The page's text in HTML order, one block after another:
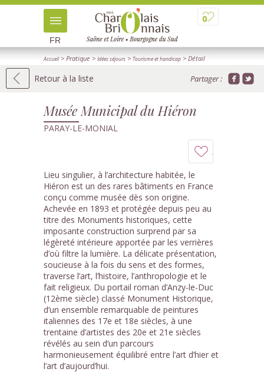
0
FR
Accueil> Pratique > Idées séjours > Tourisme et handicap > Détail
Retour à la liste Partager :
Musée Municipal du Hiéron
PARAY-LE-MONIAL
Lieu singulier, à l’architecture habitée, le
Hiéron est un des rares bâtiments en France
conçu comme musée dès son origine.
Achevée en 1893 et protégée depuis peu au
titre des Monuments historiques, cette
imposante construction surprend par sa
légèreté intérieure apportée par les verrières
d’où filtre la lumière. La délicate présentation,
soucieuse à la fois du sens et des formes,
traverse l’art, l’histoire, l’anthropologie et le
fait religieux. Du portail roman d’Anzy-le-Duc
(12ème siècle) classé Monument Historique,
d’un ensemble remarquable de peintures
italiennes des 17e et 18e siècles, à une
trentaine d’artistes des 20e et 21e siècles
révélés au sein d’un parcours
harmonieusement équilibré entre l’art d’hier et
l’art d’aujourd’hui.